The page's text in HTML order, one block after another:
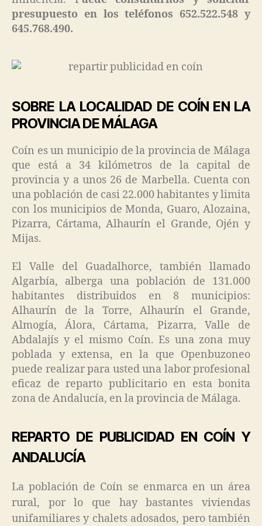
presupuesto en los teléfonos 652.522.548 y
645.768.490.
SOBRE LA LOCALIDAD DE COÍN EN LA
PROVINCIA DE MÁLAGA
Coín es un municipio de la provincia de Málaga
que está a 34 kilómetros de la capital de
provincia y a unos 26 de Marbella. Cuenta con
una población de casi 22.000 habitantes y limita
con los municipios de Monda, Guaro, Alozaina,
Pizarra, Cártama, Alhaurín el Grande, Ojén y
Mijas.
El Valle del Guadalhorce, también llamado
Algarbía, alberga una población de 131.000
habitantes distribuidos en 8 municipios:
Alhaurín de la Torre, Alhaurín el Grande,
Almogía, Álora, Cártama, Pizarra, Valle de
Abdalajís y el mismo Coín. Es una zona muy
poblada y extensa, en la que Openbuzoneo
puede realizar para usted una labor profesional
eficaz de reparto publicitario en esta bonita
zona de Andalucía, en la provincia de Málaga.
REPARTO DE PUBLICIDAD EN COÍN Y
ANDALUCÍA
La población de Coín se enmarca en un área
rural, por lo que hay bastantes viviendas
unifamiliares y chalets adosados, pero también